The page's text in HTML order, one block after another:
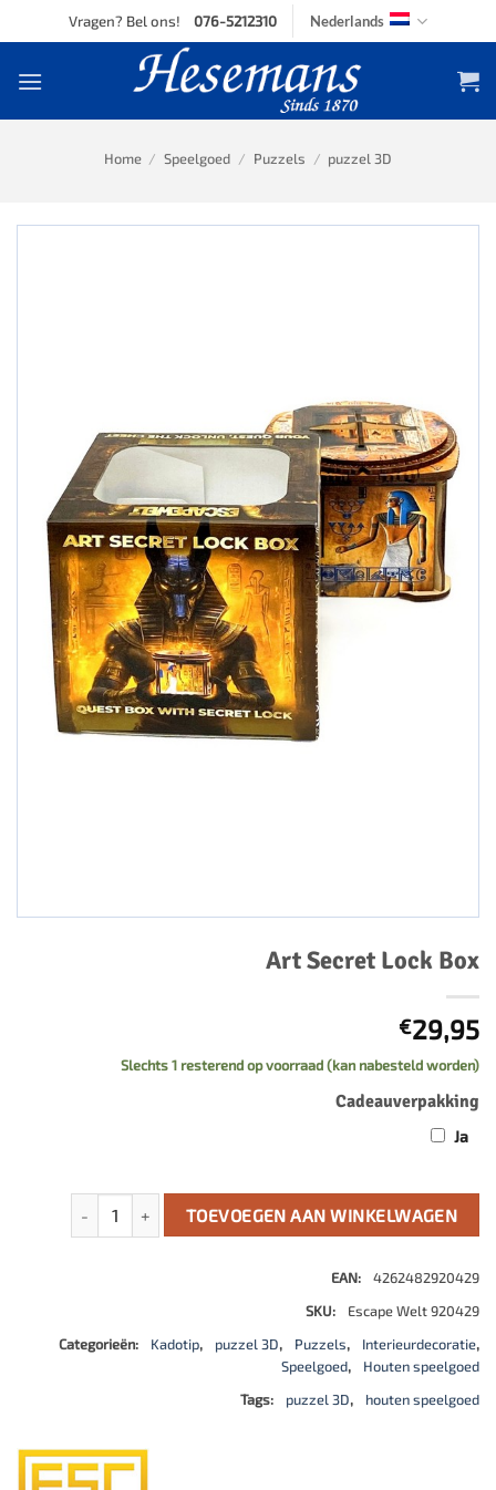
to
Vragen? Bel ons! 076-5212310 Nederlands
Home / Speelgoed / Puzzels / puzzel 3D
Art Secret Lock Box
€29,95
Slechts 1 resterend op voorraad (kan nabesteld worden)
Cadeauverpakking
Ja
Art Secret Lock Box aantalTOEVOEGEN AAN WINKELWAGEN
EAN:
4262482920429
SKU:
Escape Welt 920429
Categorieën:
Kadotip, puzzel 3D, Puzzels, Interieurdecoratie,
Speelgoed,
Houten speelgoed
Tags:
puzzel 3D, houten speelgoed